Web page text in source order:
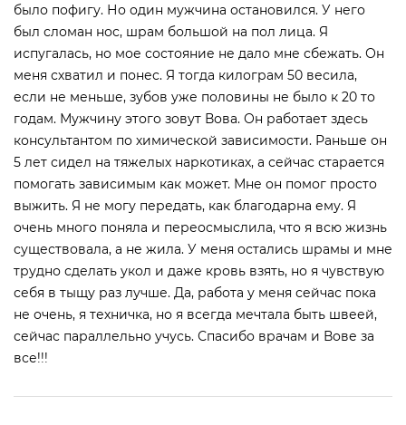
было пофигу. Но один мужчина остановился. У него
был сломан нос, шрам большой на пол лица. Я
испугалась, но мое состояние не дало мне сбежать. Он
меня схватил и понес. Я тогда килограм 50 весила,
если не меньше, зубов уже половины не было к 20 то
годам. Мужчину этого зовут Вова. Он работает здесь
консультантом по химической зависимости. Раньше он
5 лет сидел на тяжелых наркотиках, а сейчас старается
помогать зависимым как может. Мне он помог просто
выжить. Я не могу передать, как благодарна ему. Я
очень много поняла и переосмыслила, что я всю жизнь
существовала, а не жила. У меня остались шрамы и мне
трудно сделать укол и даже кровь взять, но я чувствую
себя в тыщу раз лучше. Да, работа у меня сейчас пока
не очень, я техничка, но я всегда мечтала быть швеей,
сейчас параллельно учусь. Спасибо врачам и Вове за
все!!!